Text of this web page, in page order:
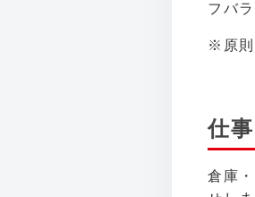
フバ
※原則
仕
倉庫